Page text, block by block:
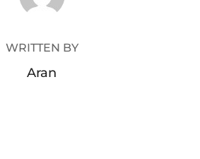
WRITTEN BY
Aran